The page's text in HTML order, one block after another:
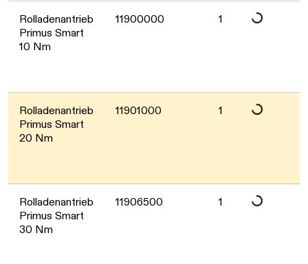
Rolladenantrieb
Primus Smart
10 Nm
11900000 1 Daten werden
Rolladenantrieb
Primus Smart
20 Nm
11901000 1 Daten werden
Rolladenantrieb
Primus Smart
30 Nm
11906500 1 Daten werden